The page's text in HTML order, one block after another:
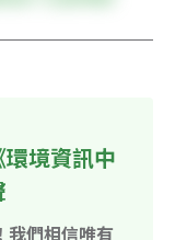
境資訊中
我們相信唯有